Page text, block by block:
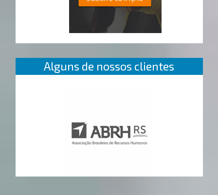
Alguns de nossos clientes